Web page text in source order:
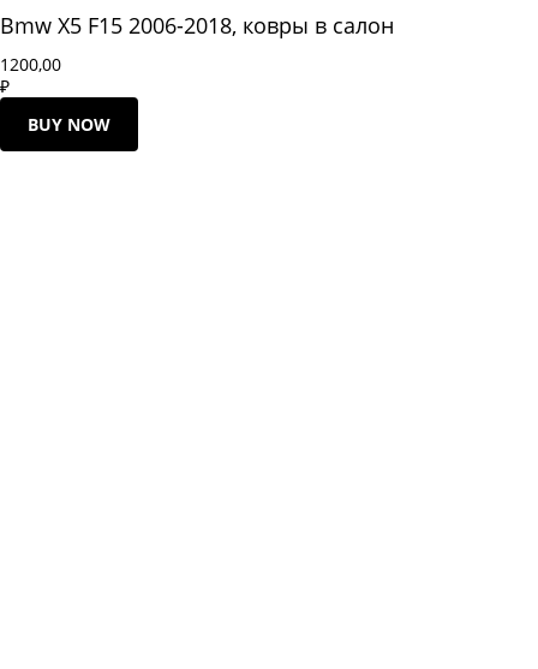
Bmw X5 F15 2006-2018, ковры в салон
1200,00
₽
BUY NOW